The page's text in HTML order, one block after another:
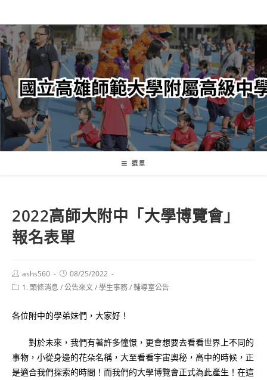
轉
至
主
內
容
選單
2022高師大附中「大學博覽會」
報名表單
Post
author:
ashs560
Post
published:
08/25/2022
Post1. 頭條消息 /公告來文/學生事務/輔導室公告
各位附中的學弟妹們，大家好！
對於未來，我們有著許多憧憬，更會想要去看看世界上不同的
事物，小從身邊的花朵名稱，大至看看宇宙奧秘，高中的時候，正
是適合我們探索的時間！而我們的大學博覽會正式為此產生！在這